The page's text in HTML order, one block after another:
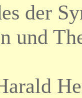
der
und